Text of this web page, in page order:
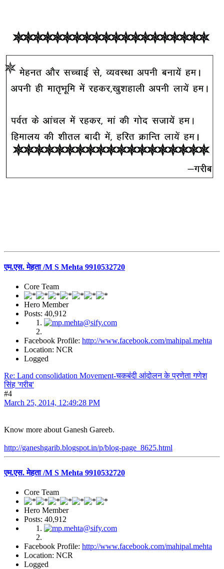
एम.एस. मेहता /M S Mehta 9910532720
Core Team
Hero Member
Posts: 40,912
Facebook Profile: http://www.facebook.com/mahipal.mehta
Location: NCR
Logged
Re: Land consolidation Movement-चकबंदी आंदोलन के प्रणेता गणेश
सिंह 'गरीब'
#4
March 25, 2014, 12:49:28 PM
Know more about Ganesh Gareeb.
http://ganeshgarib.blogspot.in/p/blog-page_8625.html
एम.एस. मेहता /M S Mehta 9910532720
Core Team
Hero Member
Posts: 40,912
Facebook Profile: http://www.facebook.com/mahipal.mehta
Location: NCR
Logged